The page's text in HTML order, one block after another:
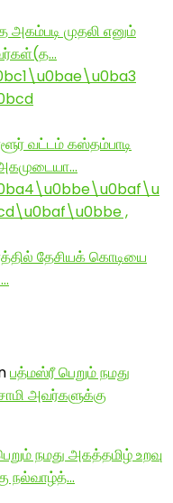
முதலி எனும்
வட்டம் கஸ்தம்பாடி
,
தேசியக் கொடியை
பத்மஸ்ரீ பெறும் நமது
அவர்களுக்கு
நமது அகத்தமிழ் உறவு
நல்வாழ்த்…